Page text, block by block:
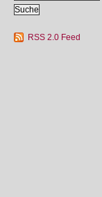
RSS 2.0 Feed